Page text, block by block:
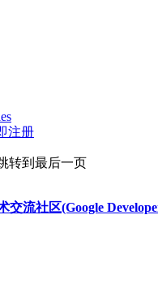
注册
转到最后一页
交流社区(Google